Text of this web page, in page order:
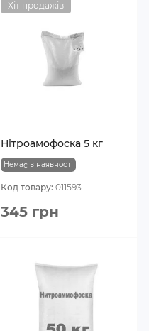
Хіт продажів
Нітроамофоска 5 кг
Немає в наявності
Код товару: 011593
345 грн